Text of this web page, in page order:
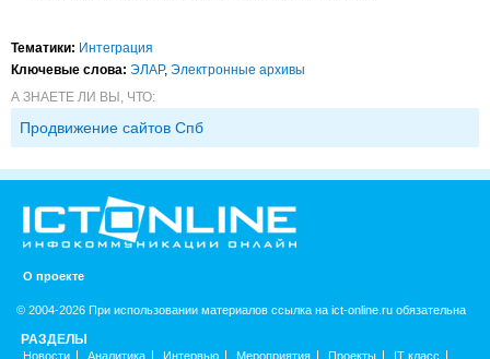
Тематики: Интеграция
Ключевые слова: ЭЛАР, Электронные архивы
А ЗНАЕТЕ ЛИ ВЫ, ЧТО:
Продвижение сайтов Спб
О проекте
© 2004-2026 При использовании материалов ссылка на ict-online.ru обязательна
РАЗДЕЛЫ
Новости Аналитика Интервью Мероприятия Проекты IT класс